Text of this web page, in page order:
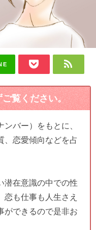
覧ください。
バー）をもとに、
、恋愛傾向などを占
潜在意識の中での性
恋も仕事も人生さえ
ができるので是非お